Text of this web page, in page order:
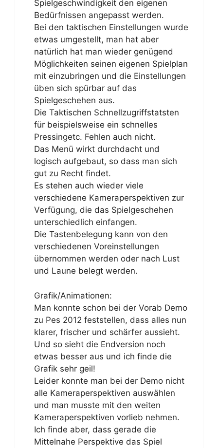
Spielgeschwindigkeit den eigenen
Bedürfnissen angepasst werden.
Bei den taktischen Einstellungen wurde
etwas umgestellt, man hat aber
natürlich hat man wieder genügend
Möglichkeiten seinen eigenen Spielplan
mit einzubringen und die Einstellungen
üben sich spürbar auf das
Spielgeschehen aus.
Die Taktischen Schnellzugriffstatsten
für beispielsweise ein schnelles
Pressingetc. Fehlen auch nicht.
Das Menü wirkt durchdacht und
logisch aufgebaut, so dass man sich
gut zu Recht findet.
Es stehen auch wieder viele
verschiedene Kameraperspektiven zur
Verfügung, die das Spielgeschehen
unterschiedlich einfangen.
Die Tastenbelegung kann von den
verschiedenen Voreinstellungen
übernommen werden oder nach Lust
und Laune belegt werden.
Grafik/Animationen:
Man konnte schon bei der Vorab Demo
zu Pes 2012 feststellen, dass alles nun
klarer, frischer und schärfer aussieht.
Und so sieht die Endversion noch
etwas besser aus und ich finde die
Grafik sehr geil!
Leider konnte man bei der Demo nicht
alle Kameraperspektiven auswählen
und man musste mit den weiten
Kameraperspektiven vorlieb nehmen.
Ich finde aber, dass gerade die
Mittelnahe Perspektive das Spiel